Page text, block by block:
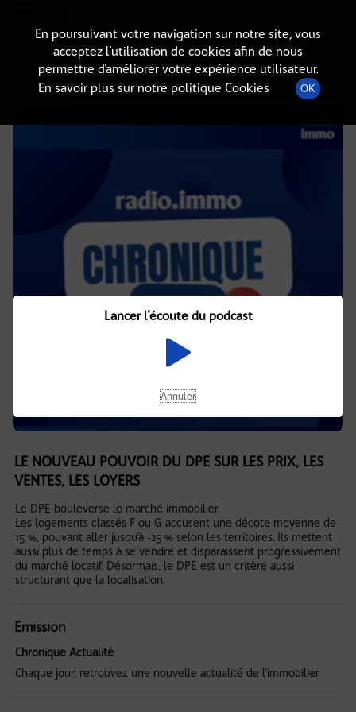
DÉTAILS DE L'ÉPISODE
15 mai 2025 à 4h02, durée : 3 minutes
LE NOUVEAU POUVOIR DU DPE SUR LES PRIX, LES
VENTES, LES LOYERS
Le DPE bouleverse le marché immobilier.
Les logements classés F ou G accusent une décote moyenne de
15 %, pouvant aller jusqu’à -25 % selon les territoires. Ils mettent
aussi plus de temps à se vendre et disparaissent progressivement
du marché locatif. Désormais, le DPE est un critère aussi
structurant que la localisation.
Emission
Chronique Actualité
Chaque jour, retrouvez une nouvelle actualité de l'immobilier
En poursuivant votre navigation sur notre site, vous
acceptez l’utilisation de cookies afin de nous
permettre d’améliorer votre expérience utilisateur.
En savoir plus sur notre politique Cookies
OK
Lancer l'écoute du podcast
Annuler